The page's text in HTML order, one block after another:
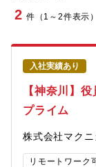
2 件（1～2件表示）
入社実績あり
【神奈川】
プライム
株式会社マクニ
リモートワーク